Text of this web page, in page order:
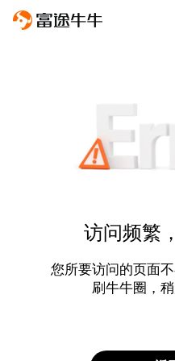
访问频繁
您所要访问的页面
刷牛牛圈，